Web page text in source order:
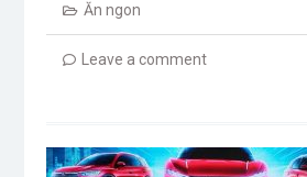
Ăn ngon
Leave a comment